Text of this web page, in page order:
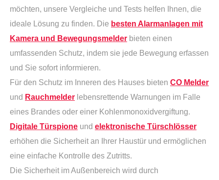
möchten, unsere Vergleiche und Tests helfen Ihnen, die
ideale Lösung zu finden. Die besten Alarmanlagen mit
Kamera und Bewegungsmelder bieten einen
umfassenden Schutz, indem sie jede Bewegung erfassen
und Sie sofort informieren.
Für den Schutz im Inneren des Hauses bieten CO Melder
und Rauchmelder lebensrettende Warnungen im Falle
eines Brandes oder einer Kohlenmonoxidvergiftung.
Digitale Türspione und elektronische Türschlösser
erhöhen die Sicherheit an Ihrer Haustür und ermöglichen
eine einfache Kontrolle des Zutritts.
Die Sicherheit im Außenbereich wird durch